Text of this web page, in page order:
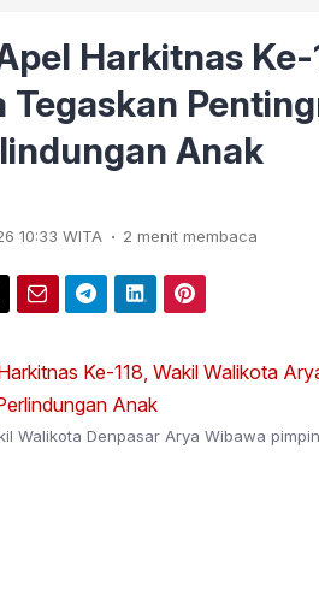
Harkitnas
Tegaskan
Anak
10:33 WITA . 2 menit membaca
Walikota Denpasar Arya Wibawa